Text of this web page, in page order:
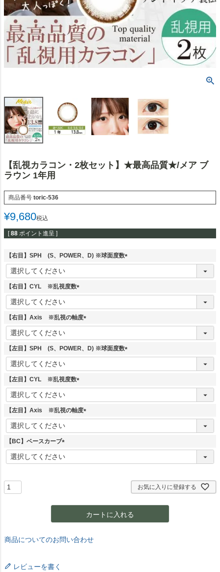
【乱視カラコン・2枚セット】★最高品質★/メア ブ
ラウン 1年用
商品番号 toric-536
¥9,680税込
[ 88 ポイント進呈 ]
【右目】SPH (S、POWER、D) ※球面度数
(
【右目】CYL ※乱視度数
(
須
【右目】Axis ※乱視の軸度
(
須
【左目】SPH (S、POWER、D) ※球面度数
(
【左目】CYL ※乱視度数
(
須
【左目】Axis ※乱視の軸度
(
【BC】ベースカーブ
(
お気に入りに登録する
カートに入れる
商品についてのお問い合わせ
レビューを書く